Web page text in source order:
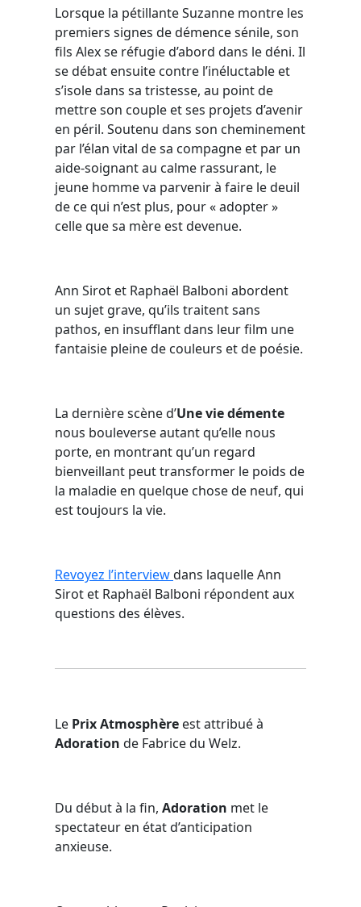
Lorsque la pétillante Suzanne montre les
premiers signes de démence sénile, son
fils Alex se réfugie d’abord dans le déni. Il
se débat ensuite contre l’inéluctable et
s’isole dans sa tristesse, au point de
mettre son couple et ses projets d’avenir
en péril. Soutenu dans son cheminement
par l’élan vital de sa compagne et par un
aide-soignant au calme rassurant, le
jeune homme va parvenir à faire le deuil
de ce qui n’est plus, pour « adopter »
celle que sa mère est devenue.
Ann Sirot et Raphaël Balboni abordent
un sujet grave, qu’ils traitent sans
pathos, en insufflant dans leur film une
fantaisie pleine de couleurs et de poésie.
La dernière scène d’Une vie démente
nous bouleverse autant qu’elle nous
porte, en montrant qu’un regard
bienveillant peut transformer le poids de
la maladie en quelque chose de neuf, qui
est toujours la vie.
Revoyez l’interviewdans laquelle Ann
Sirot et Raphaël Balboni répondent aux
questions des élèves.
Le Prix Atmosphère est attribué à
Adoration de Fabrice du Welz.
Du début à la fin, Adoration met le
spectateur en état d’anticipation
anxieuse.